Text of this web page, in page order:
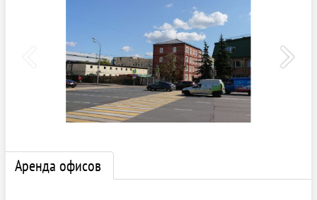
Аренда офисов